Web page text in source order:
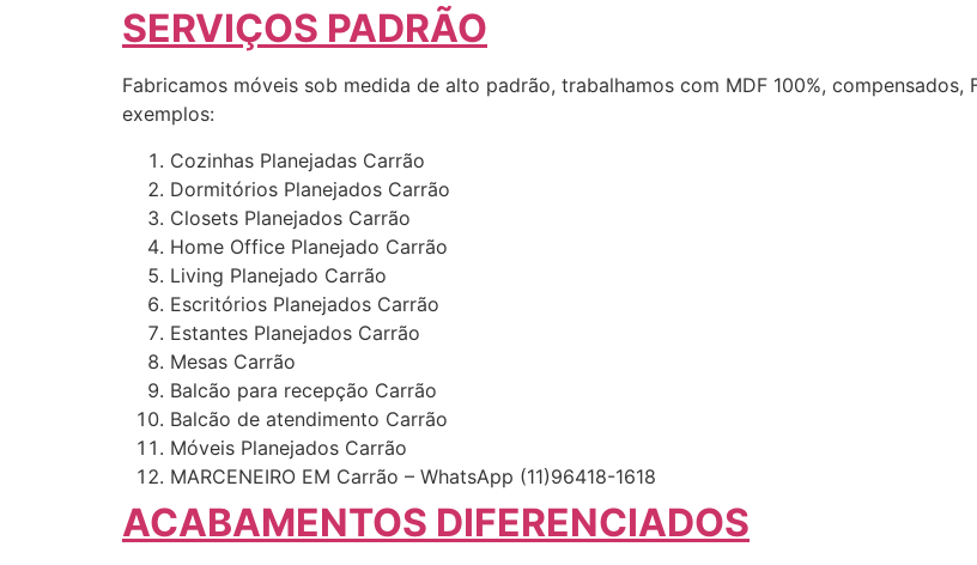
SERVIÇOS PADRÃO
Fabricamos móveis sob medida de alto padrão, trabalhamos com MDF 100%,
exemplos:
Cozinhas Planejadas Carrão
Dormitórios Planejados Carrão
Closets Planejados Carrão
Home Office Planejado Carrão
Living Planejado Carrão
Escritórios Planejados Carrão
Estantes Planejados Carrão
Mesas Carrão
Balcão para recepção Carrão
Balcão de atendimento Carrão
Móveis Planejados Carrão
MARCENEIRO EM Carrão – WhatsApp (11)96418-1618
ACABAMENTOS DIFERENCIADOS